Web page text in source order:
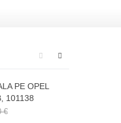
PE OPEL
101138
€